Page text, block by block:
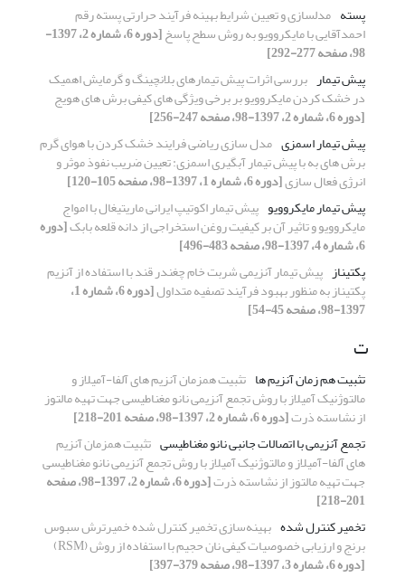
پسته مدلسازی و تعیین شرایط بهینه فرآیند حرارتی پسته رقم
احمدآقایی با مایکروویو به روش سطح پاسخ [دوره 6، شماره 2، 1397-
98، صفحه 277-292]
پیش تیمار بررسی اثرات پیش تیمارهای بلانچینگ و گرمایش اهمیک
در خشک کردن مایکروویو بر برخی ویژگی های کیفی برش های هویج
[دوره 6، شماره 2، 1397-98، صفحه 247-256]
پیش تیمار اسمزی مدل‏ سازی ریاضی فرایند خشک ‏کردن با هوای گرم
برش ‏های به با پیش‏ تیمار آبگیری اسمزی: تعیین ضریب نفوذ موثر و
انرژی فعال‏ سازی[دوره 6، شماره 1، 1397-98، صفحه 105-120]
پیش تیمار مایکروویو پیش تیمار اکوتیپ ایرانی ماریتیغال با امواج
مایکروویو و تاثیر آن بر کیفیت روغن استخراجی از دانه قلعه بابک[دوره
6، شماره 4، 1397-98، صفحه 483-496]
پکتیناز پیش تیمار آنزیمی شربت خام چغندر قند با استفاده از آنزیم
پکتیناز به منظور بهبود فرآیند تصفیه متداول [دوره 6، شماره 1،
1397-98، صفحه 45-54]
ت
تثبیت هم زمان آنزیم ها تثبیت همزمان آنزیم های آلفا-آمیلاز و
مالتوژنیک آمیلاز با روش تجمع آنزیمی نانو مغناطیسی جهت تهیه مالتوز
از نشاسته ذرت[دوره 6، شماره 2، 1397-98، صفحه 201-218]
تجمع آنزیمی با اتصالات جانبی نانو مغناطیسی تثبیت همزمان آنزیم
های آلفا-آمیلاز و مالتوژنیک آمیلاز با روش تجمع آنزیمی نانو مغناطیسی
جهت تهیه مالتوز از نشاسته ذرت [دوره 6، شماره 2، 1397-98، صفحه
201-218]
تخمیر کنترل شده بهینه‌سازی تخمیر کنترل شده خمیرترش سبوس
برنج و ارزیابی خصوصیات کیفی نان حجیم با استفاده از روش (RSM)
[دوره 6، شماره 3، 1397-98، صفحه 379-397]